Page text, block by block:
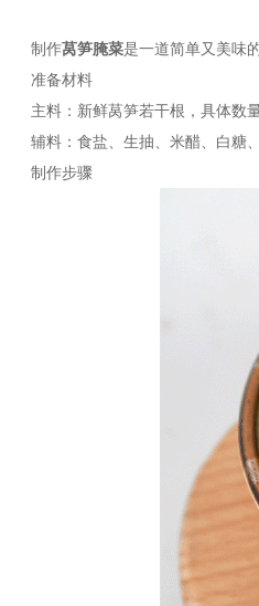
制作莴笋腌菜是一道简单又美味
准备材料
主料：新鲜莴笋若干根，具体数量
辅料：食盐、生抽、米醋、白糖、
制作步骤